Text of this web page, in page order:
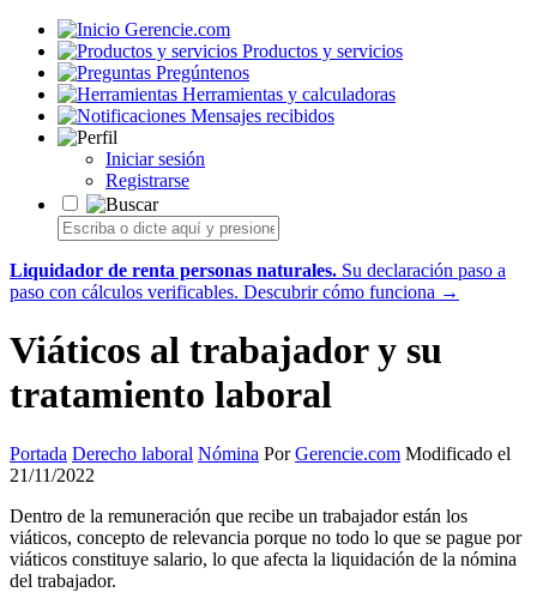
Gerencie.com
Productos y servicios
Pregúntenos
Herramientas y calculadoras
Mensajes recibidos
Iniciar sesión
Registrarse
Liquidador de renta personas naturales. Su declaración paso a
paso con cálculos verificables. Descubrir cómo funciona →
Viáticos al trabajador y su
tratamiento laboral
Portada Derecho laboral Nómina PorGerencie.com Modificado el
21/11/2022
Dentro de la remuneración que recibe un trabajador están los
viáticos, concepto de relevancia porque no todo lo que se pague por
viáticos constituye salario, lo que afecta la liquidación de la nómina
del trabajador.